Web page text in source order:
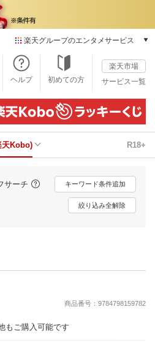
楽天グループのエンタメサービス
本/ゲーム/CD/DVD
楽天ブックス
電子書籍
楽天Kobo
雑誌読み放題
楽天ミュージック
動画配信
楽天TV
動画配信ガイド
推し楽
ヘルプ 初めての方
楽天市場
サービス一覧
天Kobo) R18+
サーチ キーワード条件追加
絞り込み全解除
商品番号：9784798159782
もご購入可能です